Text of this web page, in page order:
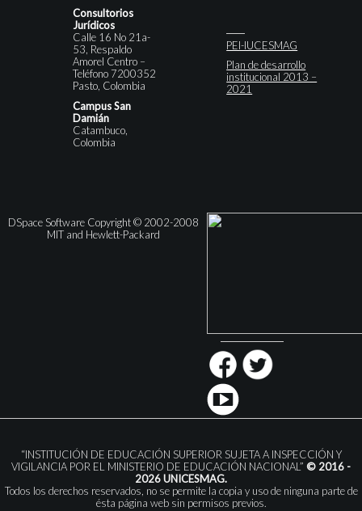
Consultorios
Jurídicos
Calle 16 No 21a-
53, Respaldo
Amorel Centro –
Teléfono 7200352
Pasto, Colombia
Campus San
Damián
Catambuco,
Colombia
PEI-IUCESMAG
Plan de desarrollo
institucional 2013 –
2021
DSpace Software Copyright © 2002-2008
MIT and Hewlett-Packard
“INSTITUCIÓN DE EDUCACIÓN SUPERIOR SUJETA A INSPECCIÓN Y
VIGILANCIA POR EL MINISTERIO DE EDUCACIÓN NACIONAL” © 2016 -
2026 UNICESMAG.
Todos los derechos reservados, no se permite la copia y uso de ninguna parte de
ésta página web sin permisos previos.